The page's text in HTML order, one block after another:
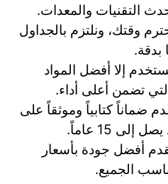
التقنيات والمعدات.
وقتك، ونلتزم بالجداول
بدقة.
إلا أفضل المواد
تضمن أعلى أداء.
ضماناً كتابياً وموثقاً على
15 عاماً.
أفضل جودة بأسعار
الجميع.